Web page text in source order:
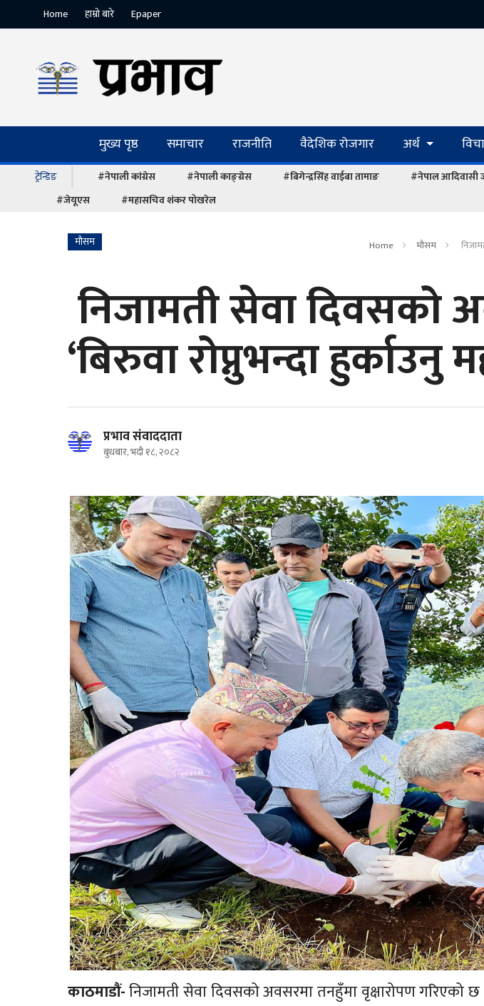
Home हाम्रो बारे Epaper
मुख्य पृष्ठ समाचार राजनीति वैदेशिक रोजगार अर्थ
ट्रेन्डिङ #नेपाली कांग्रेस #नेपाली काङ्ग्रेस #बिगेन्द्रसिंह वाईबा तामाङ #नेपाल आदिवासी
#जेयूएस
#महासचिव शंकर पोखरेल
माैसम Home माैसम
निजामती सेवा दिवसको
‘बिरुवा रोप्नुभन्दा हुर्काउनु
प्रभाव संवाददाता
बुधबार, भदौ १८, २०८२
काठमाडौं-निजामती सेवा दिवसको अवसरमा तनहुँमा वृक्षारोपण गरिएको